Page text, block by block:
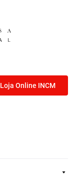
Loja Online INCM